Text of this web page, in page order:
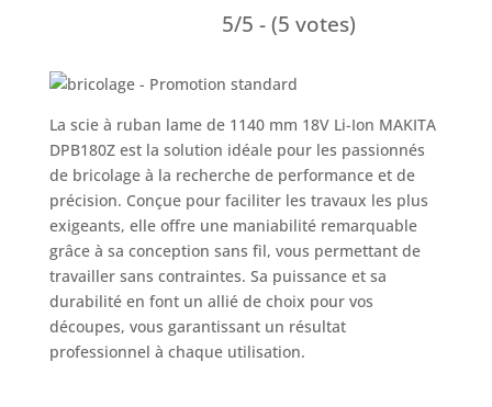
5/5 - (5 votes)
La scie à ruban lame de 1140 mm 18V Li-Ion MAKITA
DPB180Z est la solution idéale pour les passionnés
de bricolage à la recherche de performance et de
précision. Conçue pour faciliter les travaux les plus
exigeants, elle offre une maniabilité remarquable
grâce à sa conception sans fil, vous permettant de
travailler sans contraintes. Sa puissance et sa
durabilité en font un allié de choix pour vos
découpes, vous garantissant un résultat
professionnel à chaque utilisation.